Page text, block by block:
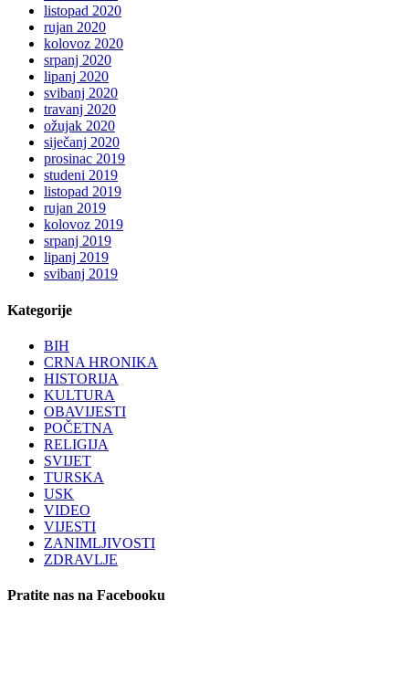
listopad 2020
rujan 2020
kolovoz 2020
srpanj 2020
lipanj 2020
svibanj 2020
travanj 2020
ožujak 2020
siječanj 2020
prosinac 2019
studeni 2019
listopad 2019
rujan 2019
kolovoz 2019
srpanj 2019
lipanj 2019
svibanj 2019
Kategorije
BIH
CRNA HRONIKA
HISTORIJA
KULTURA
OBAVIJESTI
POČETNA
RELIGIJA
SVIJET
TURSKA
USK
VIDEO
VIJESTI
ZANIMLJIVOSTI
ZDRAVLJE
Pratite nas na Facebooku